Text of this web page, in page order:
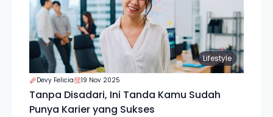
Lifestyle
Devy Felicia 19 Nov 2025
Tanpa Disadari, Ini Tanda Kamu Sudah
Punya Karier yang Sukses